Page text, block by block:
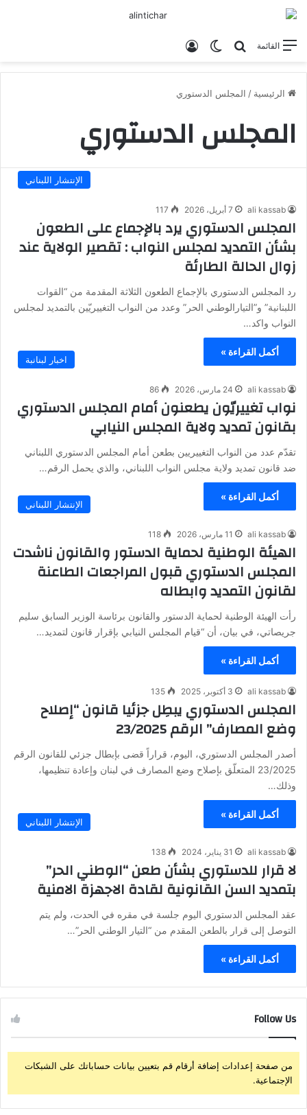
القائمة بحث عنالوضع المظلم
الرئيسية / المجلس الدستوري
المجلس الدستوري
الإنتشار اللبناني
ali kassab 7 أبريل، 2026 117
المجلس الدستوري يرد بالإجماع على الطعون
بشأن التمديد لمجلس النواب : تقصير الولاية عند
زوال الحالة الطارئة
رد المجلس الدستوري بالإجماع الطعون الثلاثة المقدمة من “القوات
اللبنانية” و”التيارالوطني الحر” وعدد من النواب التغييريّين بالتمديد لمجلس
النواب واكد…
أكمل القراءة »
اخبار لبنانبة
ali kassab 24 مارس، 2026 86
نواب تغييريّون يطعنون أمام المجلس الدستوري
بقانون تمديد ولاية المجلس النيابي
تقدّم عدد من النواب التغييريين بطعن أمام المجلس الدستوري اللبناني
ضد قانون تمديد ولاية مجلس النواب اللبناني، والذي يحمل الرقم…
أكمل القراءة »
الإنتشار اللبناني
ali kassab 11 مارس، 2026 118
الهيئة الوطنية لحماية الدستور والقانون ناشدت
المجلس الدستوري قبول المراجعات الطاعنة
لقانون التمديد وابطاله
رأت الهيئة الوطنية لحماية الدستور والقانون برئاسة الوزير السابق سليم
جريصاتي، في بيان، أن “قيام المجلس النيابي بإقرار قانون لتمديد…
أكمل القراءة »
ali kassab 3 أكتوبر، 2025 135
المجلس الدستوري يبطِل جزئيا قانون “إصلاح
وضع المصارف” الرقم 23/2025
أصدر المجلس الدستوري، اليوم، قراراً قضى بإبطال جزئي للقانون الرقم
23/2025 المتعلّق بإصلاح وضع المصارف في لبنان وإعادة تنظيمها،
وذلك…
أكمل القراءة »
الإنتشار اللبناني
ali kassab 31 يناير، 2024 138
لا قرار للدستوري بشأن طعن “الوطني الحر”
بتمديد السن القانونية لقادة الاجهزة الامنية
عقد المجلس الدستوري اليوم جلسة في مقره في الحدت، ولم يتم
التوصل إلى قرار بالطعن المقدم من “التيار الوطني الحر”…
أكمل القراءة »
Follow Us
من صفحة إعدادات إضافة أرقام قم بتعيين بيانات حساباتك على الشبكات
الإجتماعية.